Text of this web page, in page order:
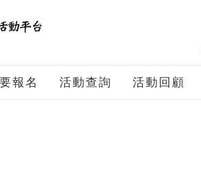
報名 活動查詢 活動回顧